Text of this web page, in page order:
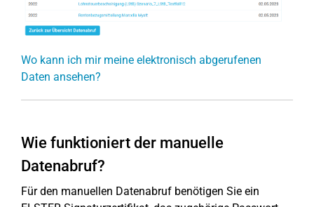
Wo kann ich mir meine elektronisch abgerufenen
Daten ansehen?
Wie funktioniert der manuelle
Datenabruf?
Für den manuellen Datenabruf benötigen Sie ein